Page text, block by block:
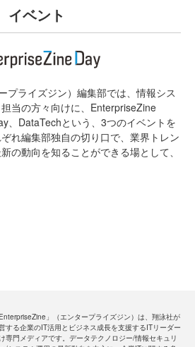
イベント
プライズジン）編集部では、情報シス
当の方々向けに、EnterpriseZine
、DataTechという、3つのイベントを
れ編集部独自の切り口で、業界トレン
の動向を知ることができる場として、
EnterpriseZine」（エンタープライズジン）は、翔泳社が
する企業のIT活用とビジネス成長を支援するITリーダー
専門メディアです。データテクノロジー/情報セキュリ